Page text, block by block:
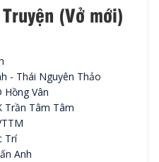
(Vở mới)
- Thái Nguyên Thảo
Hồng Vân
Trần Tâm Tâm
Trí
Anh